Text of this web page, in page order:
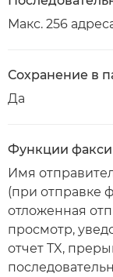
Макс. 256
Сохранение в
Да
Функции
Имя
(при отправке
отложенная
просмотр,
отчет TX,